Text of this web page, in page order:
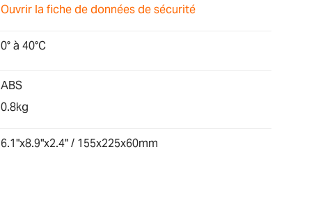
Ouvrir la fiche de données de sécurité
0° à 40°C
ABS
0.8kg
6.1"x8.9"x2.4" / 155x225x60mm